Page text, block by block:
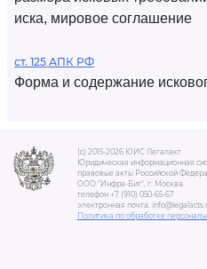
иска, мировое соглашение
ст. 125 АПК РФ
Форма и содержание
(c) 2015-2026 ЮИС Легалакт
Юридическая информационная
правовые акты Российской
ООО "Инфра-Бит", г. Москва.
телефон +7 (910) 050-65-67
электронная почта:
Политика по обработке